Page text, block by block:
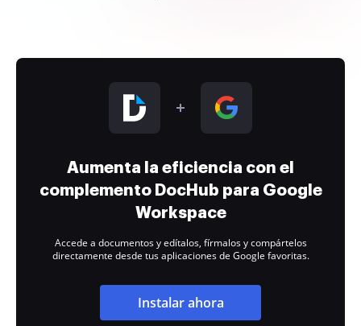
Aumenta la eficiencia con el
complemento DocHub para Google
Workspace
Accede a documentos y edítalos, fírmalos y compártelos
directamente desde tus aplicaciones de Google favoritas.
Instalar ahora